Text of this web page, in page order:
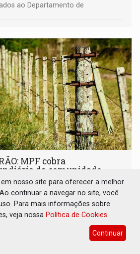
ao Departamento de
MPF cobra
da comunidade
de 2026 às 11:08
prefeitura pediu à União a
para o município, o que permitirá
nosso site para oferecer a melhor
continuar a navegar no site, você
Para mais informações sobre
veja nossa Política de Cookies
Continuar